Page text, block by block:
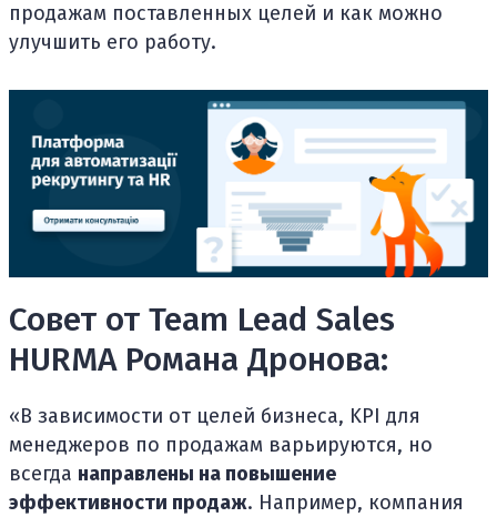
продажам поставленных целей и как можно
улучшить его работу.
Совет от Team Lead Sales
HURMA Романа Дронова:
«В зависимости от целей бизнеса, KPI для
менеджеров по продажам варьируются, но
всегда направлены на повышение
эффективности продаж. Например, компания